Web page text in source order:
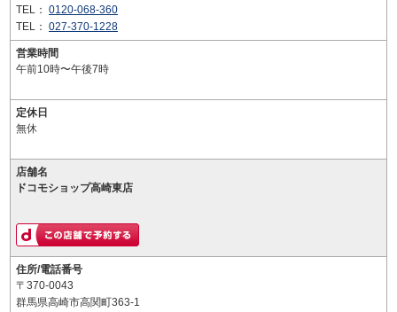
TEL： 0120-068-360
TEL： 027-370-1228
営業時間
午前10時〜午後7時
定休日
無休
店舗名
ドコモショップ高崎東店
住所/電話番号
〒370-0043
群馬県高崎市高関町363-1